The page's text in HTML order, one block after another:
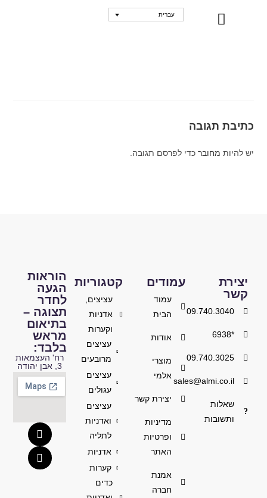
עברית
כתיבת תגובה
יש להיות מחובר כדי לפרסם תגובה.
הוראות
הגעה
לחדר
תצוגה –
בתיאום
מראש
בלבד:
רח' העצמאות
3, אבן יהודה
קטגוריות
עציצים,
אדניות
וקערות
עציצים
מרובעים
עציצים
עגולים
עציצים
ואדניות
לתליה
אדניות
קערות
כדים
עמודים
עמוד
הבית
אודות
מוצרי
אלמי
יצירת קשר
מדיניות
ופרטיות
האתר
אמנת
חברה
יצירת
קשר
09.740.3040
*6938
09.740.3025
sales@almi.co.il
שאלות
ותשובות